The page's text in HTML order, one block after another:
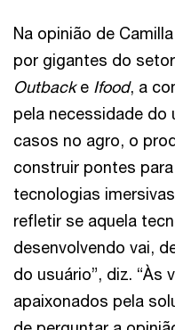
Na opinião de
por gigantes do
Outbacke Ifood, a
pela necessidade do
casos no agro, o
construir pontes
tecnologias
refletir se aquela
desenvolvendo vai,
do usuário”, diz. “Às
apaixonados pela